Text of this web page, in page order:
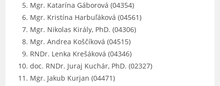
Mgr. Katarína Gáborová (04354)
Mgr. Kristína Harbuľáková (04561)
Mgr. Nikolas Király, PhD. (04306)
Mgr. Andrea Koščíková (04515)
RNDr. Lenka Krešáková (04346)
doc. RNDr. Juraj Kuchár, PhD. (02327)
Mgr. Jakub Kurjan (04471)